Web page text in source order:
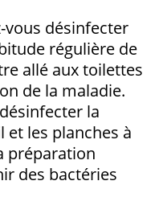
vous désinfecter
régulière de
allé aux toilettes
de la maladie.
la
et les planches à
préparation
des bactéries